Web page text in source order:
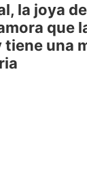
la joya
que
tiene una